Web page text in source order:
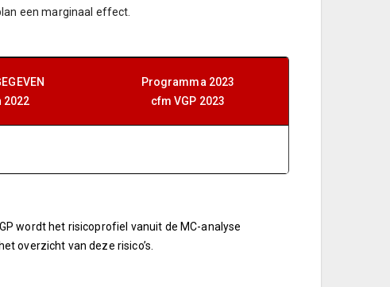
een marginaal effect.
2022
Programma 2023
cfm VGP 2023
wordt het risicoprofiel vanuit de MC-analyse
overzicht van deze risico’s.